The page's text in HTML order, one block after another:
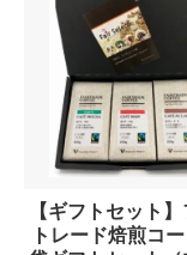
【ギフトセット
トレード焙煎コ